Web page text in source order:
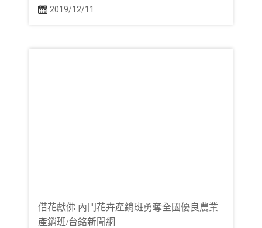
2019/12/11
借花獻佛 內門花卉產銷班勇奪全國優良農業
產銷班/台銘新聞網